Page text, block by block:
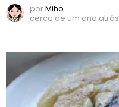
porMiho
cerca de um ano atrás